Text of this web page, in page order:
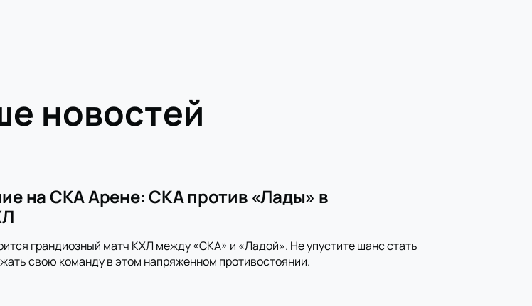
новостей
на СКА Арене: СКА против «Лады» в
грандиозный матч КХЛ между «СКА» и «Ладой». Не упустите шанс стать
свою команду в этом напряженном противостоянии.